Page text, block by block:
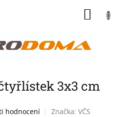
3x3 cm
hodnocení Značka: VČS